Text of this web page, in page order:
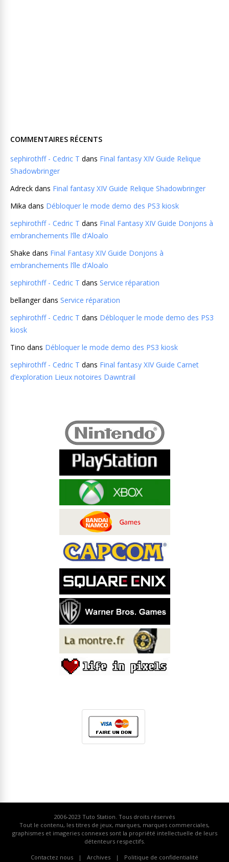
COMMENTAIRES RÉCENTS
sephirothff - Cedric T dans Final fantasy XIV Guide Relique
Shadowbringer
Adreck dans Final fantasy XIV Guide Relique Shadowbringer
Mika dans Débloquer le mode demo des PS3 kiosk
sephirothff - Cedric T dans Final Fantasy XIV Guide Donjons à
embranchements l’île d’Aloalo
Shake dans Final Fantasy XIV Guide Donjons à
embranchements l’île d’Aloalo
sephirothff - Cedric T dans Service réparation
bellangerdans Service réparation
sephirothff - Cedric T dans Débloquer le mode demo des PS3
kiosk
Tino dans Débloquer le mode demo des PS3 kiosk
sephirothff - Cedric T dans Final fantasy XIV Guide Carnet
d’exploration Lieux notoires Dawntrail
2006-2023 Tuto Station. Tous droits réservés
Tout le contenu, les titres de jeux, marques, marques commerciales,
graphismes et imageries connexes sont la propriété intellectuelle de leurs
détenteurs respectifs.
Contactez nous Archives Politique de confidentialité